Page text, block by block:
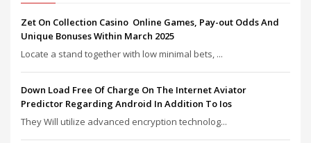
Zet On Collection Casino ️ Online Games, Pay-out Odds And
Unique Bonuses Within March 2025
Locate a stand together with low minimal bets, ...
Down Load Free Of Charge On The Internet Aviator
Predictor Regarding Android In Addition To Ios
They Will utilize advanced encryption technolog...